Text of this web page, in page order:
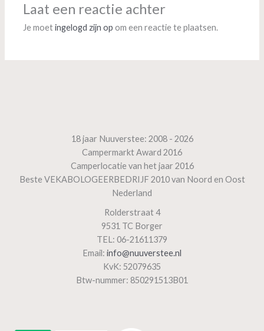
Laat een reactie achter
Je moetingelogd zijn op om een reactie te plaatsen.
18 jaar Nuuverstee: 2008 - 2026
Campermarkt Award 2016
Camperlocatie van het jaar 2016
Beste VEKABOLOGEERBEDRIJF 2010 van Noord en Oost
Nederland
Rolderstraat 4
9531 TC Borger
TEL: 06-21611379
Email: info@nuuverstee.nl
KvK: 52079635
Btw-nummer: 850291513B01